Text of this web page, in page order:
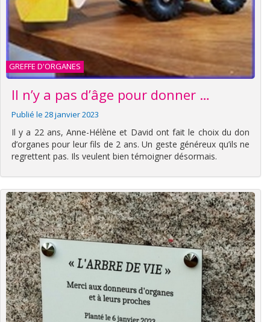
GREFFE D'ORGANES
Il n’y a pas d’âge pour donner …
Publié le 28 janvier 2023
Il y a 22 ans, Anne-Hélène et David ont fait le choix du don
d’organes pour leur fils de 2 ans. Un geste généreux qu’ils ne
regrettent pas. Ils veulent bien témoigner désormais.